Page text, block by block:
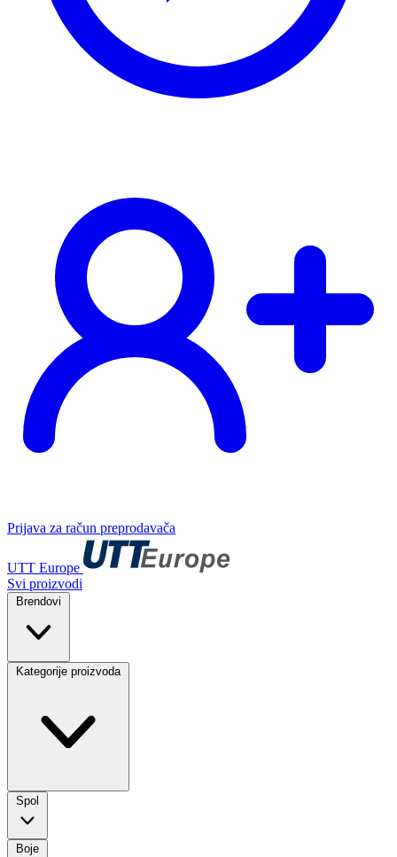
Prijava za račun preprodavača
UTT Europe
Svi proizvodi
Brendovi
Kategorije proizvoda
Spol
Boje